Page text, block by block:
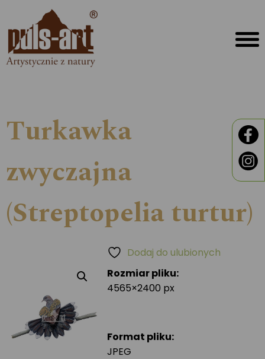
Turkawka
zwyczajna
(Streptopelia turtur)
Rozmiar pliku:
4565×2400 px
Format pliku:
JPEG
Dodaj do ulubionych